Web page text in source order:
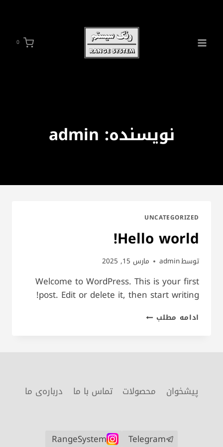
0
نویسنده: admin
UNCATEGORIZED
Hello world!
توسطadmin مارس 15, 2025
Welcome to WordPress. This is your first
post. Edit or delete it, then start writing!
ادامه مطلبHELLO
پیشخوان محصولات تماس با ما درباره‌ی ما
Telegram
RangeSystem